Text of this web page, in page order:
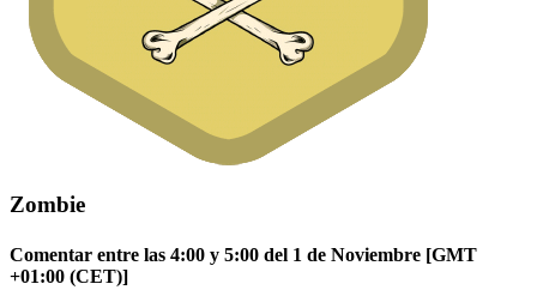
Zombie
Comentar entre las 4:00 y 5:00 del 1 de Noviembre [GMT
+01:00 (CET)]